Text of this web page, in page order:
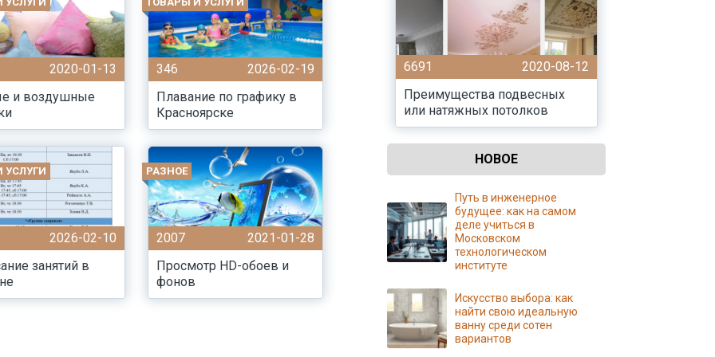
2020-01-13
и воздушные
346
2026-02-19
Плавание по графику в
Красноярске
УСЛУГИ
2026-02-10
занятий в
РАЗНОЕ
2007
2021-01-28
Просмотр HD-обоев и
фонов
6691
2020-08-12
Преимущества подвесных
или натяжных потолков
НОВОЕ
Путь в инженерное
будущее: как на самом
деле учиться в
Московском
технологическом
институте
Искусство выбора: как
найти свою идеальную
ванну среди сотен
вариантов